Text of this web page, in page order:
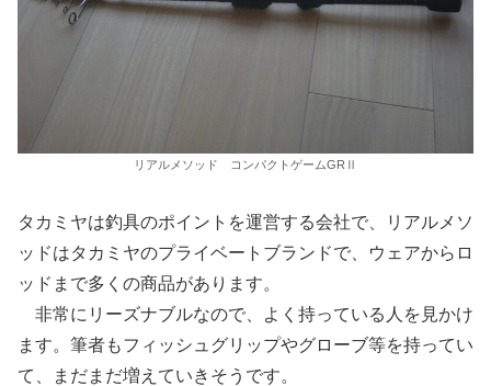
リアルメソッド コンパクトゲームGRⅡ
タカミヤは釣具のポイントを運営する会社で、リアルメソ
ッドはタカミヤのプライベートブランドで、ウェアからロ
ッドまで多くの商品があります。
非常にリーズナブルなので、よく持っている人を見かけ
ます。筆者もフィッシュグリップやグローブ等を持ってい
て、まだまだ増えていきそうです。